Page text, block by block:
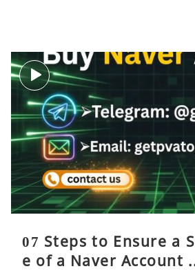
07 Steps to Ensure a
e of a Naver Account